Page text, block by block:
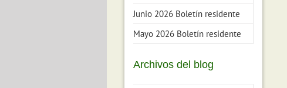
Junio 2026 Boletín residente
Mayo 2026 Boletín residente
Archivos del blog